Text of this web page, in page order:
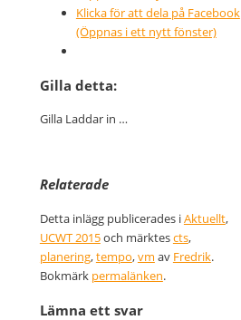
Klicka för att dela på Facebook
(Öppnas i ett nytt fönster)
Gilla detta:
Gilla Laddar in …
Relaterade
Detta inlägg publicerades iAktuellt,
UCWT 2015och märktescts,
planering,tempo,vm av Fredrik.
Bokmärk permalänken.
Lämna ett svar